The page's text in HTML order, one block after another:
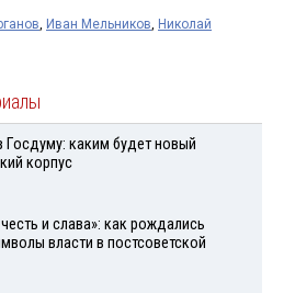
, Иван Мельников, Николай
Госдуму: каким будет новый
корпус
и слава»: как рождались
власти в постсоветской